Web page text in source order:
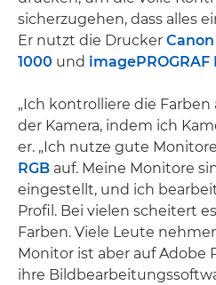
sicherzugehen, dass alles
Er nutzt die Drucker
1000 und imagePROGRAF
„Ich kontrolliere die
der Kamera, indem ich
er. „Ich nutze gute
RGB auf. Meine Monitore
eingestellt, und ich
Profil. Bei vielen scheitert
Farben. Viele Leute
Monitor ist aber auf Adobe
ihre